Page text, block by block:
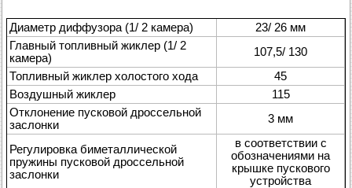
Диаметр диффузора (1/ 2 камера)
23/ 26 мм
Главный топливный жиклер (1/ 2
камера)
107,5/ 130
Топливный жиклер холостого хода
45
Воздушный жиклер
115
Отклонение пусковой дроссельной
заслонки
3 мм
Регулировка биметаллической
пружины пусковой дроссельной
заслонки
в соответствии с
обозначениями на
крышке пускового
устройства